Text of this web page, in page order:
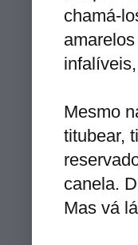
chamá-
Mesmo
titubear,
canela.
Mas vá